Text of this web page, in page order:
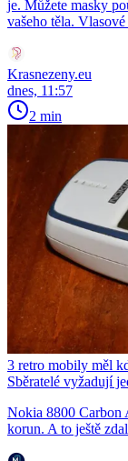
je. Můžete masky
vašeho těla.
Krasnezeny.eu
dnes, 11:57
2 min
3 retro mobily měl
Sběratelé vyžadují
Nokia 8800 Carbon
korun. A to ještě